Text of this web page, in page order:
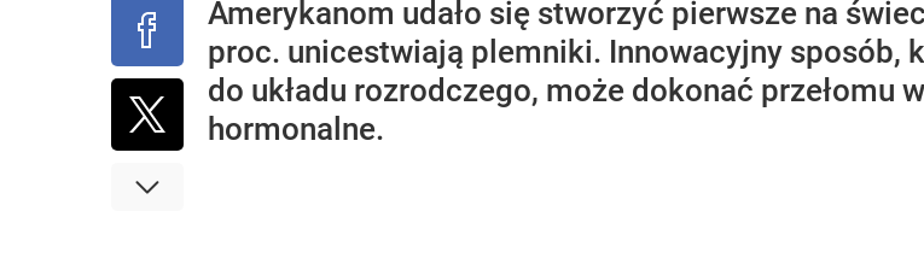
Amerykanom udało się stworzyć pierwsze na
proc. unicestwiają plemniki. Innowacyjny sposób,
do układu rozrodczego, może dokonać
hormonalne.